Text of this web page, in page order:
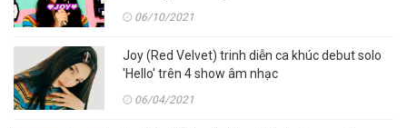
06/10/2021
Joy (Red Velvet) trinh diễn ca khúc debut solo
'Hello' trên 4 show âm nhạc
06/04/2021